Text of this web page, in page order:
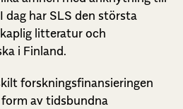
dag har SLS den största
litteratur och
i Finland.
forskningsfinansieringen
av tidsbundna